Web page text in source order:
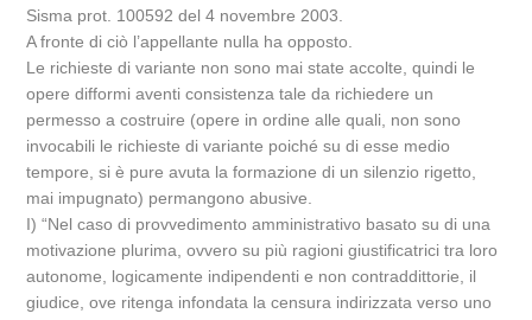
Sisma prot. 100592 del 4 novembre 2003.
A fronte di ciò l’appellante nulla ha opposto.
Le richieste di variante non sono mai state accolte, quindi le
opere difformi aventi consistenza tale da richiedere un
permesso a costruire (opere in ordine alle quali, non sono
invocabili le richieste di variante poiché su di esse medio
tempore, si è pure avuta la formazione di un silenzio rigetto,
mai impugnato) permangono abusive.
I) “Nel caso di provvedimento amministrativo basato su di una
motivazione plurima, ovvero su più ragioni giustificatrici tra loro
autonome, logicamente indipendenti e non contraddittorie, il
giudice, ove ritenga infondata la censura indirizzata verso uno